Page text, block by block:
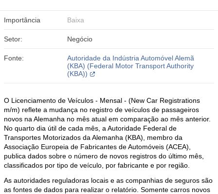
Importância Baixa
Setor: Negócio
Fonte:
Autoridade da Indústria Automóvel Alemã
(KBA) (Federal Motor Transport Authority
(KBA))
O Licenciamento de Veículos - Mensal - (New Car Registrations
m/m) reflete a mudança no registro de veículos de passageiros
novos na Alemanha no mês atual em comparação ao mês anterior.
No quarto dia útil de cada mês, a Autoridade Federal de
Transportes Motorizados da Alemanha (KBA), membro da
Associação Europeia de Fabricantes de Automóveis (ACEA),
publica dados sobre o número de novos registros do último mês,
classificados por tipo de veículo, por fabricante e por região.
As autoridades reguladoras locais e as companhias de seguros são
as fontes de dados para realizar o relatório. Somente carros novos